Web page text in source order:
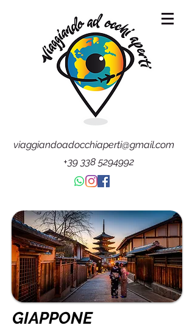
viaggiandoadocchiaperti@gmail.com
+39 338 5294992
GIAPPONE